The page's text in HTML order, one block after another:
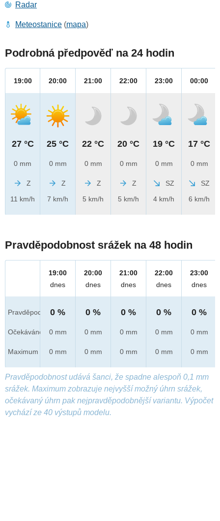
Radar
Meteostanice (mapa)
Podrobná předpověď na 24 hodin
19:00
27 °C
0 mm
Z
11 km/h
20:00
25 °C
0 mm
Z
7 km/h
21:00
22 °C
0 mm
Z
5 km/h
22:00
20 °C
0 mm
Z
5 km/h
23:00
19 °C
0 mm
SZ
4 km/h
00:00
17 °C
0 mm
SZ
6 km/h
Pravděpodobnost srážek na 48 hodin
Pravděpod.
Očekáváno
Maximum
19:00
dnes
0 %
0 mm
0 mm
20:00
dnes
0 %
0 mm
0 mm
21:00
dnes
0 %
0 mm
0 mm
22:00
dnes
0 %
0 mm
0 mm
23:00
dnes
0 %
0 mm
0 mm
Pravděpodobnost udává šanci, že spadne alespoň 0,1 mm
srážek. Maximum zobrazuje nejvyšší možný úhrn srážek,
očekávaný úhrn pak nejpravděpodobnější variantu. Výpočet
vychází ze 40 výstupů modelu.